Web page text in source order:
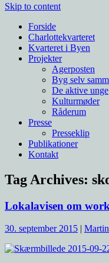
Skip to content
Forside
Charlottekvarteret
Kvarteret i Byen
Projekter
Agerposten
Byg selv
De aktive unge
Kulturmøder
Råderum
Presse
Presseklip
Publikationer
Kontakt
Tag Archives:
Lokalavisen om
30. september 2015 |